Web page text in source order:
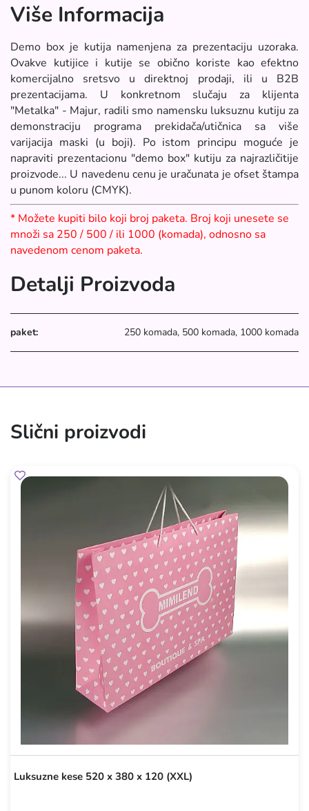
Više Informacija
Demo box je kutija namenjena za prezentaciju uzoraka.
Ovakve kutijice i kutije se obično koriste kao efektno
komercijalno sretsvo u direktnoj prodaji, ili u B2B
prezentacijama. U konkretnom slučaju za klijenta
"Metalka" - Majur, radili smo namensku luksuznu kutiju za
demonstraciju programa prekidača/utičnica sa više
varijacija maski (u boji). Po istom principu moguće je
napraviti prezentacionu "demo box" kutiju za najrazličitije
proizvode... U navedenu cenu je uračunata je ofset štampa
u punom koloru (CMYK).
* Možete kupiti bilo koji broj paketa. Broj koji unesete se
množi sa 250 / 500 / ili 1000 (komada), odnosno sa
navedenom cenom paketa.
Detalji Proizvoda
paket: 250 komada, 500 komada, 1000 komada
Slični proizvodi
Luksuzne kese 520 x 380 x 120 (XXL)